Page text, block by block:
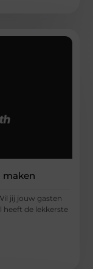
maken
jij jouw gasten
heeft de lekkerste